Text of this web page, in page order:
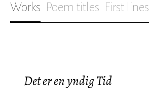
Works Poem titles First lines
Det er en yndig Tid